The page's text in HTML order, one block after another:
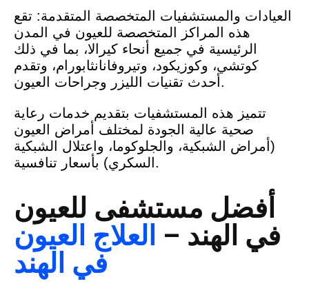
العيادات والمستشفيات المتخصصة المتقدمة: تقع
هذه المراكز المتخصصة للعيون في المدن
الرئيسية في جميع أنحاء كيرالا، بما في ذلك
كوتشي، وكوزيكود، وتيروفانانثابورام، وتقدم
أحدث تقنيات الليزر وجراحات العيون.
تتميز هذه المستشفيات بتقديم خدمات رعاية
صحية عالية الجودة لمختلف أمراض العيون
(أمراض الشبكية، والجلوكوما، واعتلال الشبكية
السكري) بأسعار تنافسية.
أفضل مستشفى للعيون
في الهند – العلاج العيون
في الهند